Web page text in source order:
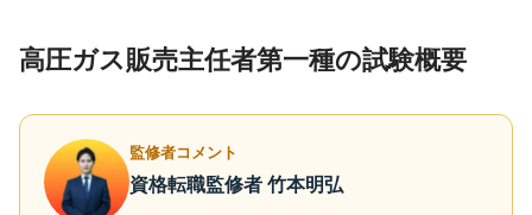
高圧ガス販売主任者第一種の試験概要
監修者コメント
資格転職監修者 竹本明弘